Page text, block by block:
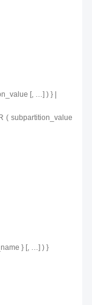
[, …] ) } |
( subpartition_value
} [, …] ) }